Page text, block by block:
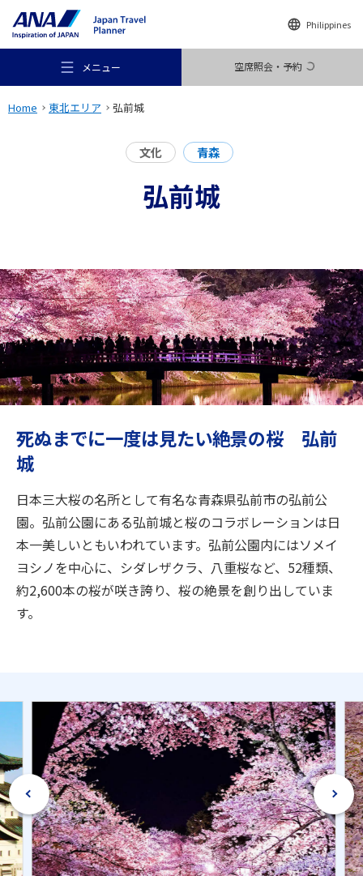
Philippines
メニュー 空席照会・予約
行き先
旅のお役立ち情報
閉じる
Home 東北エリア 弘前城
文化 青森
弘前城
死ぬまでに一度は見たい絶景の桜 弘前
城
日本三大桜の名所として有名な青森県弘前市の弘前公
園。弘前公園にある弘前城と桜のコラボレーションは日
本一美しいともいわれています。弘前公園内にはソメイ
ヨシノを中心に、シダレザクラ、八重桜など、52種類、
約2,600本の桜が咲き誇り、桜の絶景を創り出していま
す。